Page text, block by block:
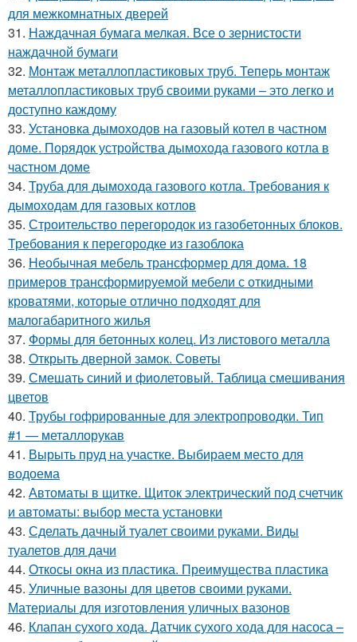
для межкомнатных дверей
31. Наждачная бумага мелкая. Все о зернистости
наждачной бумаги
32. Монтаж металлопластиковых труб. Теперь монтаж
металлопластиковых труб своими руками – это легко и
доступно каждому
33. Установка дымоходов на газовый котел в частном
доме. Порядок устройства дымохода газового котла в
частном доме
34. Труба для дымохода газового котла. Требования к
дымоходам для газовых котлов
35. Строительство перегородок из газобетонных блоков.
Требования к перегородке из газоблока
36. Необычная мебель трансформер для дома. 18
примеров трансформируемой мебели с откидными
кроватями, которые отлично подходят для
малогабаритного жилья
37. Формы для бетонных колец. Из листового металла
38. Открыть дверной замок. Советы
39. Смешать синий и фиолетовый. Таблица смешивания
цветов
40. Трубы гофрированные для электропроводки. Тип
#1 — металлорукав
41. Вырыть пруд на участке. Выбираем место для
водоема
42. Автоматы в щитке. Щиток электрический под счетчик
и автоматы: выбор места установки
43. Сделать дачный туалет своими руками. Виды
туалетов для дачи
44. Откосы окна из пластика. Преимущества пластика
45. Уличные вазоны для цветов своими руками.
Материалы для изготовления уличных вазонов
46. Клапан сухого хода. Датчик сухого хода для насоса –